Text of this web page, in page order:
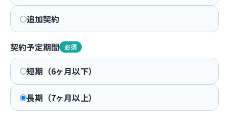
追加契約
契約予定期間 必須
短期（6ヶ月以下）
長期（7ヶ月以上）